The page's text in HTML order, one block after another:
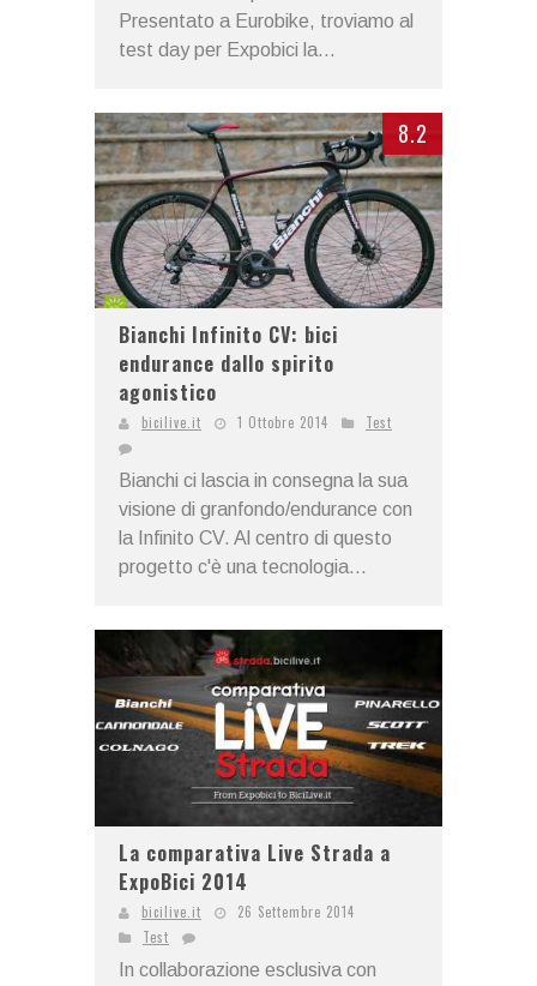
Presentato a Eurobike, troviamo al
test day per Expobici la...
8.2
Bianchi Infinito CV: bici
endurance dallo spirito
agonistico
bicilive.it 1 Ottobre 2014 Test
Bianchi ci lascia in consegna la sua
visione di granfondo/endurance con
la Infinito CV. Al centro di questo
progetto c'è una tecnologia...
La comparativa Live Strada a
ExpoBici 2014
bicilive.it
26 Settembre 2014
Test
In collaborazione esclusiva con